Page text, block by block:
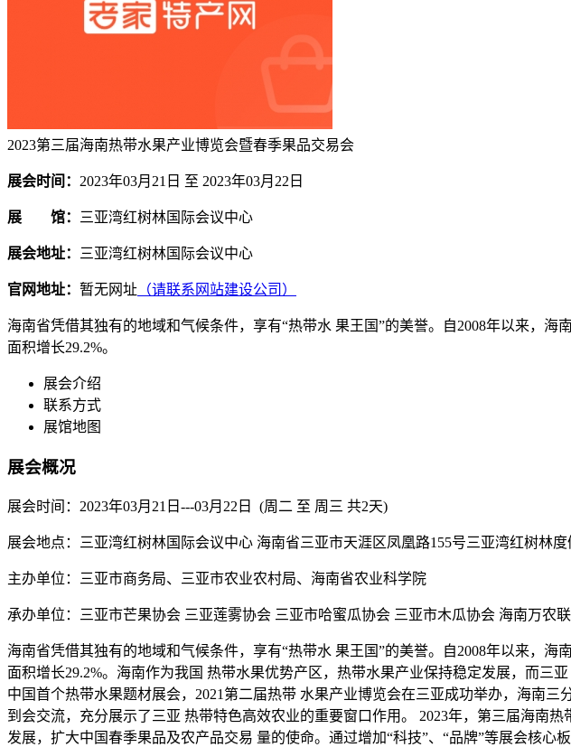
2023第三届海南热带水果产业博览会暨春季果品交易会
展会时间： 2023年03月21日 至 2023年03月22日
展 馆： 三亚湾红树林国际会议中心
展会地址： 三亚湾红树林国际会议中心
官网地址： 暂无网址 （请联系网站建设公司）
海南省凭借其独有的地域和气候条件，享有“热带水 果王国”的美誉。自2008年以来，
面积增长29.2%。
展会介绍
联系方式
展馆地图
展会概况
展会时间：2023年03月21日---03月22日 (周二 至 周三 共2天)
展会地点：三亚湾红树林国际会议中心 海南省三亚市天涯区凤凰路155号三亚湾红树林度
主办单位：三亚市商务局、三亚市农业农村局、海南省农业科学院
承办单位：三亚市芒果协会 三亚莲雾协会 三亚市哈蜜瓜协会 三亚市木瓜协会 海南万农
海南省凭借其独有的地域和气候条件，享有“热带水 果王国”的美誉。自2008年以来，
面积增长29.2%。海南作为我国 热带水果优势产区，热带水果产业保持稳定发展，而
中国首个热带水果题材展会，2021第二届热带 水果产业博览会在三亚成功举办，海南
到会交流，充分展示了三亚 热带特色高效农业的重要窗口作用。 2023年，第三届海南
发展，扩大中国春季果品及农产品交易 量的使命。通过增加“科技”、“品牌”等展会核